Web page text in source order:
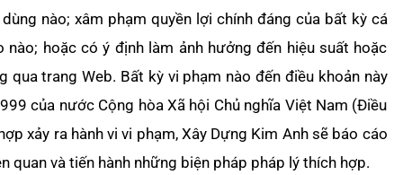
nào; xâm phạm quyền lợi chính đáng của bất kỳ cá
hoặc có ý định làm ảnh hưởng đến hiệu suất hoặc
trang Web. Bất kỳ vi phạm nào đến điều khoản này
của nước Cộng hòa Xã hội Chủ nghĩa Việt Nam (Điều
xảy ra hành vi vi phạm, Xây Dựng Kim Anh sẽ báo cáo
quan và tiến hành những biện pháp pháp lý thích hợp.